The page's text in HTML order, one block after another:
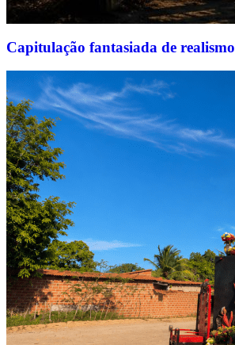
Capitulação fantasiada de realismo